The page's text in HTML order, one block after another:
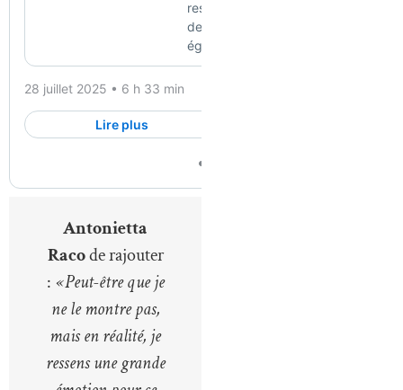
Antonietta
Racode rajouter
: « Peut-être que je
ne le montre pas,
mais en réalité, je
ressens une grande